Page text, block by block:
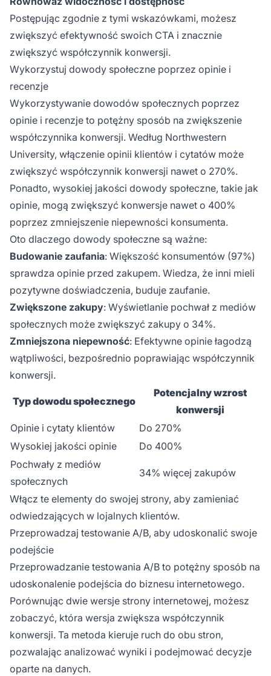
Postępując zgodnie z tymi wskazówkami, możesz
zwiększyć efektywność swoich CTA i znacznie
zwiększyć współczynnik konwersji.
Wykorzystuj dowody społeczne poprzez opinie i
recenzje
Wykorzystywanie dowodów społecznych poprzez
opinie i recenzje to potężny sposób na zwiększenie
współczynnika konwersji. Według Northwestern
University, włączenie opinii klientów i cytatów może
zwiększyć współczynnik konwersji nawet o 270%.
Ponadto, wysokiej jakości dowody społeczne, takie jak
opinie, mogą zwiększyć konwersje nawet o 400%
poprzez zmniejszenie niepewności konsumenta.
Oto dlaczego dowody społeczne są ważne:
Budowanie zaufania: Większość konsumentów (97%)
sprawdza opinie przed zakupem. Wiedza, że inni mieli
pozytywne doświadczenia, buduje zaufanie.
Zwiększone zakupy: Wyświetlanie pochwał z mediów
społecznych może zwiększyć zakupy o 34%.
Zmniejszona niepewność: Efektywne opinie łagodzą
wątpliwości, bezpośrednio poprawiając współczynnik
konwersji.
Typ dowodu społecznego
Potencjalny wzrost
konwersji
Opinie i cytaty klientów
Do 270%
Wysokiej jakości opinie
Do 400%
Pochwały z mediów
społecznych
34% więcej zakupów
Włącz te elementy do swojej strony, aby zamieniać
odwiedzających w lojalnych klientów.
Przeprowadzaj testowanie A/B, aby udoskonalić swoje
podejście
Przeprowadzanie testowania A/B to potężny sposób na
udoskonalenie podejścia do biznesu internetowego.
Porównując dwie wersje strony internetowej, możesz
zobaczyć, która wersja zwiększa współczynnik
konwersji. Ta metoda kieruje ruch do obu stron,
pozwalając analizować wyniki i podejmować decyzje
oparte na danych.